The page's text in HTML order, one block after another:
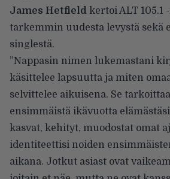
James Hetfield kertoi ALT 105.1
tarkemmin uudesta levystä sekä
singlestä.
”Nappasin nimen lukemastani
käsittelee lapsuutta ja miten
selvittelee aikuisena. Se
ensimmäistä ikävuotta
kasvat, kehityt, muodostat omat
identiteettisi noiden
aikana. Jotkut asiast ovat